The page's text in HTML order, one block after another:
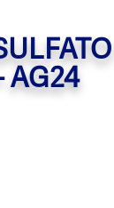
AG24